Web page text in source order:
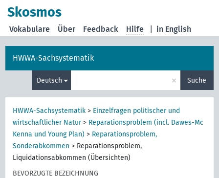
Skosmos
in English
Vokabulare Über Feedback Hilfe
HWWA-Sachsystematik
Deutsch × Suche
HWWA-Sachsystematik > Einzelfragen politischer und
wirtschaftlicher Natur> Reparationsproblem (incl. Dawes-Mc
Kenna und Young Plan) > Reparationsproblem,
Sonderabkommen > Reparationsproblem,
Liquidationsabkommen (Übersichten)
BEVORZUGTE BEZEICHNUNG